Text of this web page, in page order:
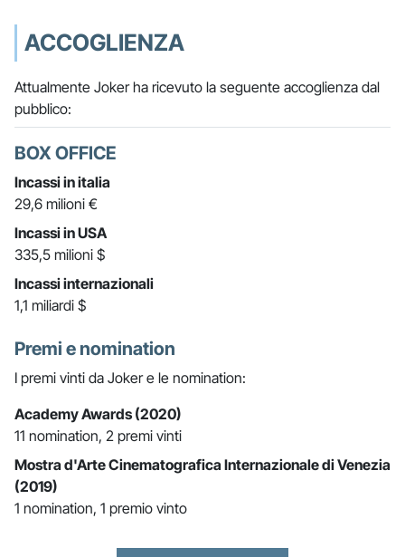
ACCOGLIENZA
Attualmente Joker ha ricevuto la seguente accoglienza dal
pubblico:
BOX OFFICE
Incassi in italia
29,6 milioni €
Incassi in USA
335,5 milioni $
Incassi internazionali
1,1 miliardi $
Premi e nomination
I premi vinti da Joker e le nomination:
Academy Awards (2020)
11 nomination, 2 premi vinti
Mostra d'Arte Cinematografica Internazionale di Venezia
(2019)
1 nomination, 1 premio vinto